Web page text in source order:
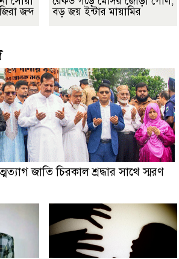
জব্দ
বড় জয় ইন্টার মায়ামির
জাতি চিরকাল শ্রদ্ধার সাথে স্মরণ